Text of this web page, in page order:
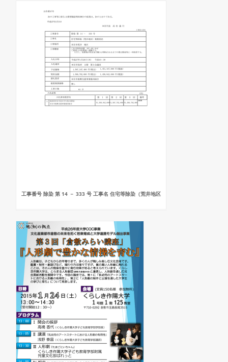
工事番号 除染 第 14 － 333 号 工事名 住宅等除染（荒井地区